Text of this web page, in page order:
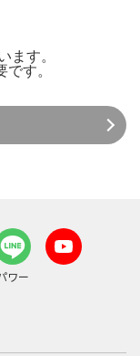
ます。
です。
ワー